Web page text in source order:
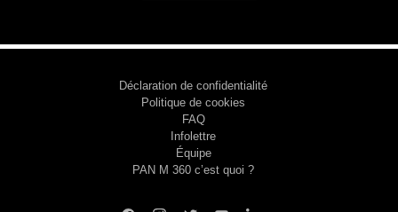
Déclaration de confidentialité
Politique de cookies
FAQ
Infolettre
Équipe
PAN M 360 c’est quoi ?